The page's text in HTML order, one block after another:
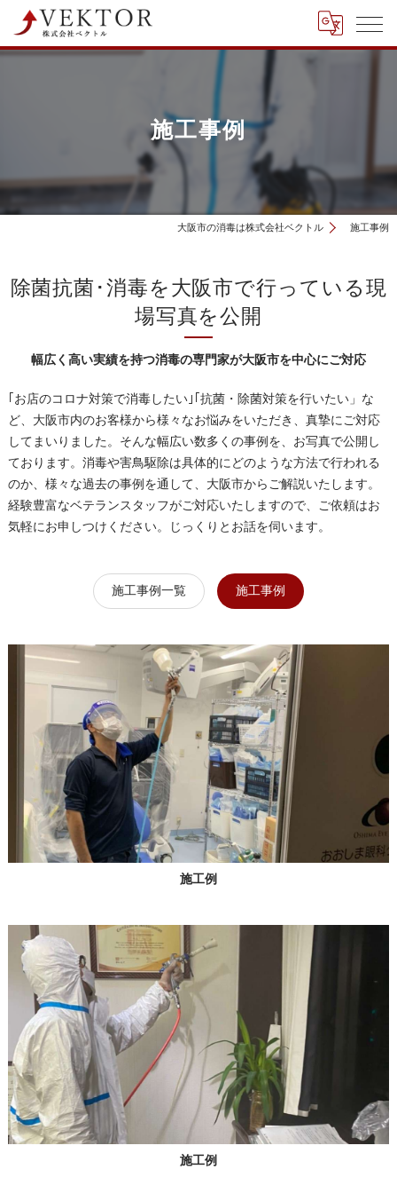
施工事例
大阪市の消毒は株式会社ベクトル 施工事例
除菌抗菌･消毒を大阪市で行っている現
場写真を公開
幅広く高い実績を持つ消毒の専門家が大阪市を中心にご対応
｢お店のコロナ対策で消毒したい｣｢抗菌・除菌対策を行いたい」な
ど、大阪市内のお客様から様々なお悩みをいただき、真摯にご対応
してまいりました。そんな幅広い数多くの事例を、お写真で公開し
ております。消毒や害鳥駆除は具体的にどのような方法で行われる
のか、様々な過去の事例を通して、大阪市からご解説いたします。
経験豊富なベテランスタッフがご対応いたしますので、ご依頼はお
気軽にお申しつけください。じっくりとお話を伺います。
施工事例一覧 施工事例
施工例
施工例